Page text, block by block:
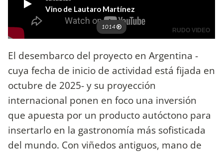
El desembarco del proyecto en Argentina -
cuya fecha de inicio de actividad está fijada en
octubre de 2025- y su proyección
internacional ponen en foco una inversión
que apuesta por un producto autóctono para
insertarlo en la gastronomía más sofisticada
del mundo. Con viñedos antiguos, mano de